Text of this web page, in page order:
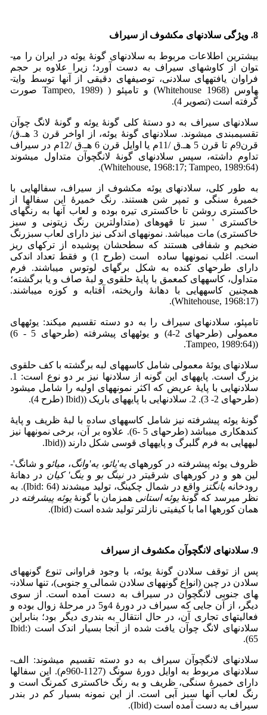
8. ویژگی سلادن­های مکشوف از سیراف
بیشترین اطلاعات مربوط به سلادن­های گونۀ یوئه در ایران را می­
توان از کاوش­های سیراف به دست آورد؛ زیرا علاوه بر حجم
فراوان یافته­های سلادنی، توصیف­های دقیقی از آنها توسط وایت­
هاوس (Whitehouse 1968) و تامپئو ( (Tampeo, 1989 صورت
گرفته است (تصویر 4).
سلادن­های سیراف به دو دستۀ کلی گونۀ یوئه و گونۀ لانگ چوآن
تقسیم­بندی می­شوند. سلادن­های گونۀ یوئه، از اواخر قرن 3 هـ.ق­­/
قرن­9­م تا قرن 5 هـ.ق /11­م یا اوایل قرن 6 هـ.ق /12­م در سیراف
تداوم داشته، سپس سلادن­های گونۀ لانگ­چوآن متداول می­شوند
(Whitehouse, 1968:17; Tampeo, 1989:64).
به طور کلی، سلادن­های یوئه مکشوف از سیراف، سفال­هایی با
خمیرۀ سنگی و تمپر شن هستند. رنگ خمیرۀ این سفال­ها از
خاکستری روشن تا خاکستری تیره بوده و لعاب آنها به رنگ­های
خاکستری ' سبز تا قهوه­ای (متداول­ترین رنگ زیتونی و سبز
خاکستری) مات می­باشد. نمونه­های اندکی نیز دارای لعاب سبزرنگ
ضخیم و شفافی هستند که سطح­شان پوشیده از ترک­های ریز
است. اغلب نمونه­ها ساده است (طرح 1) و فقط تعداد اندکی
دارای طرح­های کنده به شکل برگ­های لوتوس می­باشند. فرم
متداول، کاسه­های کم­عمق با پایۀ حلقوی و لبۀ صاف و یا برگشته؛
همچنین کاسه­هایی با دهانۀ واریخته، آفتابه و کوزه می­باشند.
(Whitehouse, 1968:17).
تامپئو، سلادن­های سیراف را به دو دسته تقسیم می­کند: یوئه­های
معمولی (طرح­های 2-4) و یوئه­های پیشرفته (طرح­های 5 - 6)
((Tampeo, 1989:64.
سلادن­های یوئۀ معمولی شامل کاسه­های لبه برگشته با کف حلقوی
بزرگ است. پایه­های این گونه از سلادن­ها نیز بر دو نوع است: 1.
سلادن­هایی با پایۀ عریض که اکثر نمونه­های اولیه را شامل می­شود
(طرح­های 2­- 3). 2. سلادن­هایی با پایه­های باریک ((Ibid (طرح 4).
گونۀ یوئه پیشرفته نیز شامل کاسه­های ساده با لبۀ ظریف و پایۀ
کنده­کاری می­باشد (طرح­های 5 -6). علاوه بر آن، برخی نمونه­ها نیز
لبه­هایی به فرم گلبرگ و پایه­های قوسی شکل­ دارند ((Ibid.
ظروف یوئه پیشرفته در کوره­هاییه'یائو،یه'وانگ، میائو و شانگ'­
لین هو و در کوره­های شرقی­تر درنینگ بو وینگ' کیان در دهانۀ
رودخانهیانگتز
واقع در شمال چکینگ، تولید می­شدند (Ibid: 64). به
نظر می­رسد که گونۀیوئه استانی همزمان با گونۀیوئه پیشرفته در
همان کوره­ها اما با کیفیتی نازل­تر تولید شده است (Ibid).
9. سلادن­های لانگ­چوآن مکشوف از سیراف
پس از توقف سلادن گونۀ یوئه، با وجود فراوانی تنوع گونه­های
سلادن در چین (­انواع گونه­های سلادن شمالی و جنوبی)، تنها سلادن­
های جنوبی لانگ­چوآن در سیراف به دست آمده است. از سوی
دیگر، از آن جایی که سیراف در دورۀ 4­و5 در مرحلۀ زوال بوده و
فعالیت­های تجاری آن، در حال انتقال به بندری دیگر بود؛ بنابراین
سلادن­های لانگ چوآن یافت شده از آنجا بسیار اندک است (Ibid:
65).
سلادن­های لانگ­چوآن سیراف به دو دسته تقسیم می­شوند: الف-
سلادن­های مربوط به اوایل دورۀ سونگ (1127-960م). این سفال­ها
دارای خمیرۀ سنگی، ظریف و به رنگ خاکستری کم­رنگ است و
رنگ لعاب آنها سبز آبی است. از این نمونه بسیار کم در بندر
سیراف به دست آمده است (Ibid).